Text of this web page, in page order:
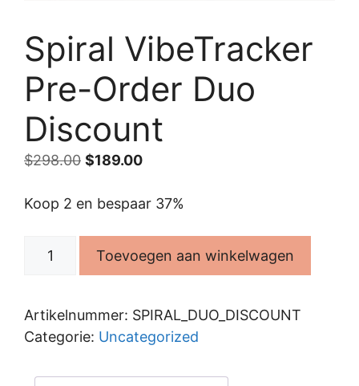
Spiral VibeTracker
Pre-Order Duo
Discount
$298.00 Oorspronkelijke
was:
$189.00Huidige
is:
Koop 2 en bespaar 37%
Order
Duo
aantal
Toevoegen aan winkelwagen
Artikelnummer: SPIRAL_DUO_DISCOUNT
Categorie: Uncategorized